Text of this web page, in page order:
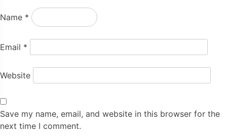
Name *
Email *
Website
Save my name, email, and website in this browser for the
next time I comment.